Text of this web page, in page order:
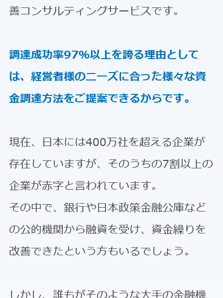
善コンサルティングサービスです。
調達成功率97％以上を誇る理由として
は、経営者様のニーズに合った様々な資
金調達方法をご提案できるからです。
現在、日本には400万社を超える企業が
存在していますが、そのうちの7割以上の
企業が赤字と言われています。
その中で、銀行や日本政策金融公庫など
の公的機関から融資を受け、資金繰りを
改善できたという方もいるでしょう。